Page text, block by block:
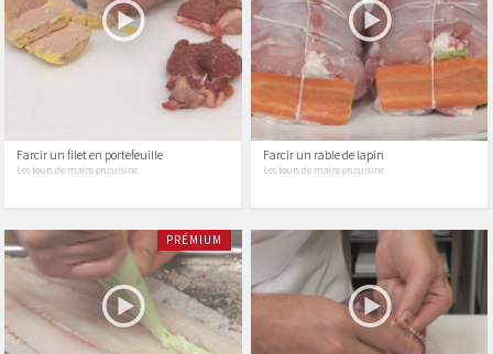
Farcir un filet en portefeuille
Les tours de mains en cuisine
Farcir un rable de lapin
Les tours de mains en cuisine
PRÉMIUM